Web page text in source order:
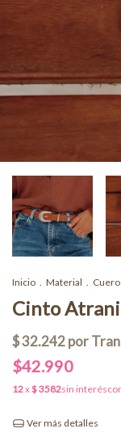
Inicio . Material . Cuero
Cinto Atrani
$42.990
Ver más detalles